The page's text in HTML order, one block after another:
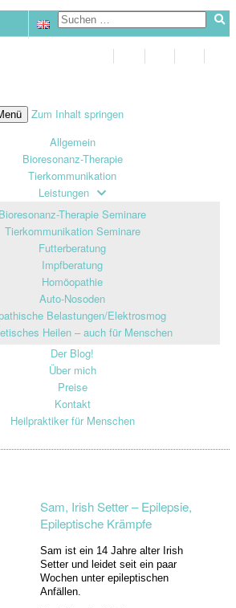
Zum Inhalt springen
Allgemein
Bioresonanz-Therapie
Tierkommunikation
Leistungen
Bioresonanz-Therapie Seminare
Tierkommunikation Seminare
Futterberatung
Impfberatung
Homöopathie
Auto-Nosoden
Belastungen/Elektrosmog
Heilen – auch für Menschen
Der Blog!
Über mich
Preise
Kontakt
Heilpraktiker für Menschen
Sam, Irish Setter – Epilepsie,
Epileptische Krämpfe
Sam ist ein 14 Jahre alter Irish
Setter und leidet seit ein paar
Wochen unter epileptischen
Anfällen.